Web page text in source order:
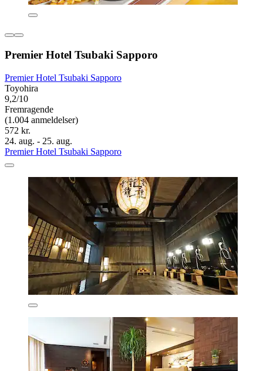
Premier Hotel Tsubaki Sapporo
Premier Hotel Tsubaki Sapporo
Toyohira
9,2/10
Fremragende
(1.004 anmeldelser)
572 kr.
24. aug. - 25. aug.
Premier Hotel Tsubaki Sapporo